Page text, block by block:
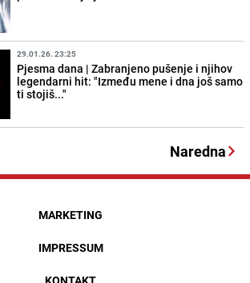
29.01.26. 23:25
Pjesma dana | Zabranjeno pušenje i njihov
legendarni hit: "Između mene i dna još samo
ti stojiš..."
Naredna
MARKETING
IMPRESSUM